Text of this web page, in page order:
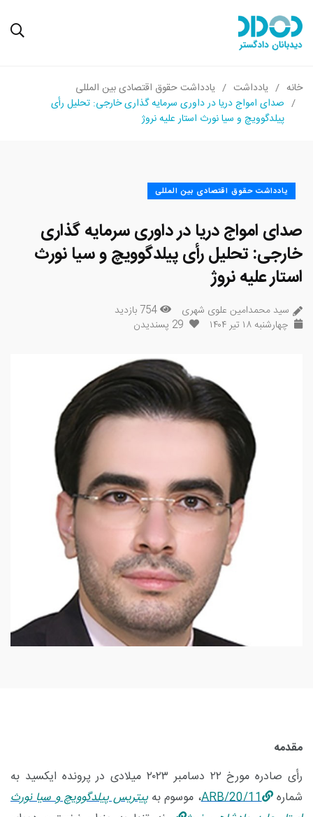
خانه یادداشت
یادداشت حقوق اقتصادی بین المللی
صدای امواج دریا در داوری سرمایه گذاری خارجی: تحلیل رأی
پیلدگوویچ و سیا نورث استار علیه نروژ
یادداشت حقوق اقتصادی بین المللی
صدای امواج دریا در داوری سرمایه گذاری
خارجی: تحلیل رأی پیلدگوویچ و سیا نورث
استار علیه نروژ
سید محمدامین علوی شهری
754 بازدید
چهارشنبه ۱۸ تیر ۱۴۰۴
29 پسندیدن
مقدمه
رأی صادره مورخ ۲۲ دسامبر ۲۰۲۳ میلادی در پرونده ایکسید به
شماره ARB/20/11، موسوم بهپیتریس پیلدگوویچ و سیا نورث